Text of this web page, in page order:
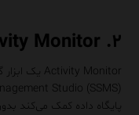
۲. Activity Monitor در SQL Server
پایگاه داده کمک می‌کند